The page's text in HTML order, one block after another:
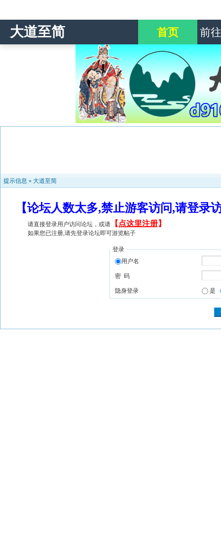
大道至简 首页 前
提示信息 » 大道至简
【论坛人数太多,禁止游客访问,请登
请直接登录用户访问论坛，或请 【 点这里注册】
如果您已注册,请先登录论坛即可游览帖子
登录
用户名
密 码
隐身登录 是